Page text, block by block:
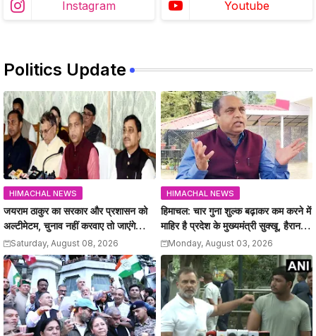
Instagram Youtube
Politics Update
HIMACHAL NEWS
जयराम ठाकुर का सरकार और प्रशासन को
अल्टीमेटम, चुनाव नहीं करवाए तो जाएंगे
हाईकोर्ट
Saturday, August 08, 2026
HIMACHAL NEWS
हिमाचल: चार गुना शुल्क बढ़ाकर कम करने में
माहिर है प्रदेश के मुख्यमंत्री सुक्खू, हैरान
कर देते है सरकार के फैंसले: जयराम
Monday, August 03, 2026